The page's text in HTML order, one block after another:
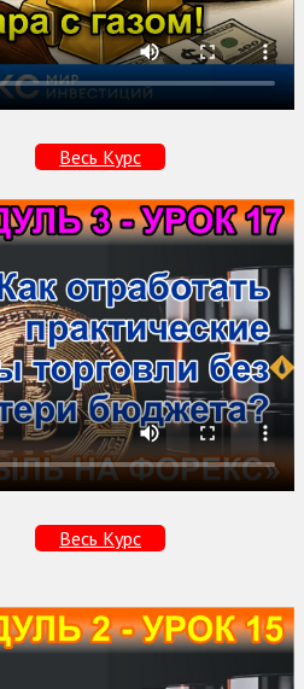
Весь Курс
Весь Курс